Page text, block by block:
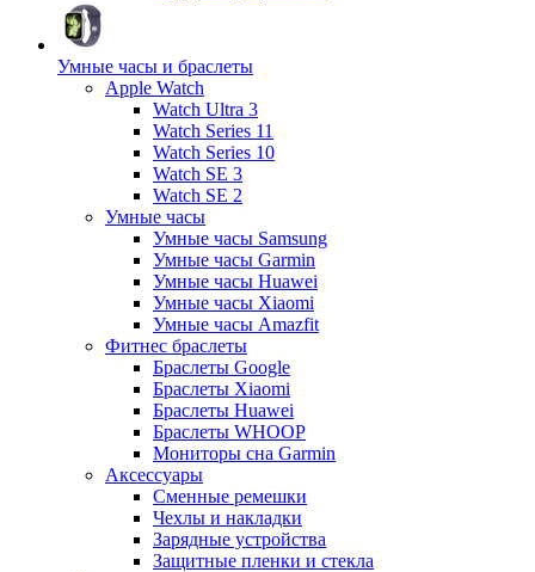
Умные часы и браслеты
Apple Watch
Watch Ultra 3
Watch Series 11
Watch Series 10
Watch SE 3
Watch SE 2
Умные часы
Умные часы Samsung
Умные часы Garmin
Умные часы Huawei
Умные часы Xiaomi
Умные часы Amazfit
Фитнес браслеты
Браслеты Google
Браслеты Xiaomi
Браслеты Huawei
Браслеты WHOOP
Мониторы сна Garmin
Аксессуары
Сменные ремешки
Чехлы и накладки
Зарядные устройства
Защитные пленки и стекла